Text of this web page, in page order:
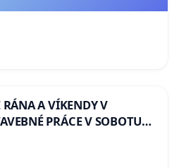
RÁNA A VÍKENDY V
PRÁCE V SOBOTU
HOD., CEZ PRACOVNÝ
HOD. A PRAVIDELNÁ